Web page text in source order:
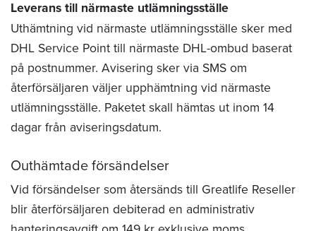
Leverans till närmaste utlämningsställe
Uthämtning vid närmaste utlämningsställe sker med
DHL Service Point till närmaste DHL-ombud baserat
på postnummer. Avisering sker via SMS om
återförsäljaren väljer upphämtning vid närmaste
utlämningsställe. Paketet skall hämtas ut inom 14
dagar från aviseringsdatum.
Outhämtade försändelser
Vid försändelser som återsänds till Greatlife Reseller
blir återförsäljaren debiterad en administrativ